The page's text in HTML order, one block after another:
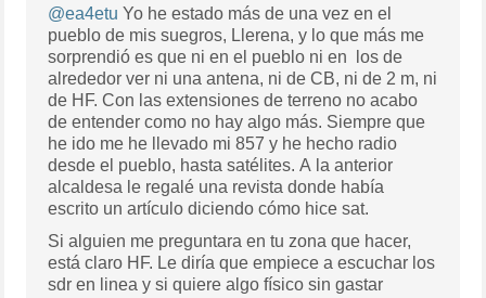
@ea4etu Yo he estado más de una vez en el
pueblo de mis suegros, Llerena, y lo que más me
sorprendió es que ni en el pueblo ni en los de
alrededor ver ni una antena, ni de CB, ni de 2 m, ni
de HF. Con las extensiones de terreno no acabo
de entender como no hay algo más. Siempre que
he ido me he llevado mi 857 y he hecho radio
desde el pueblo, hasta satélites. A la anterior
alcaldesa le regalé una revista donde había
escrito un artículo diciendo cómo hice sat.
Si alguien me preguntara en tu zona que hacer,
está claro HF. Le diría que empiece a escuchar los
sdr en linea y si quiere algo físico sin gastar